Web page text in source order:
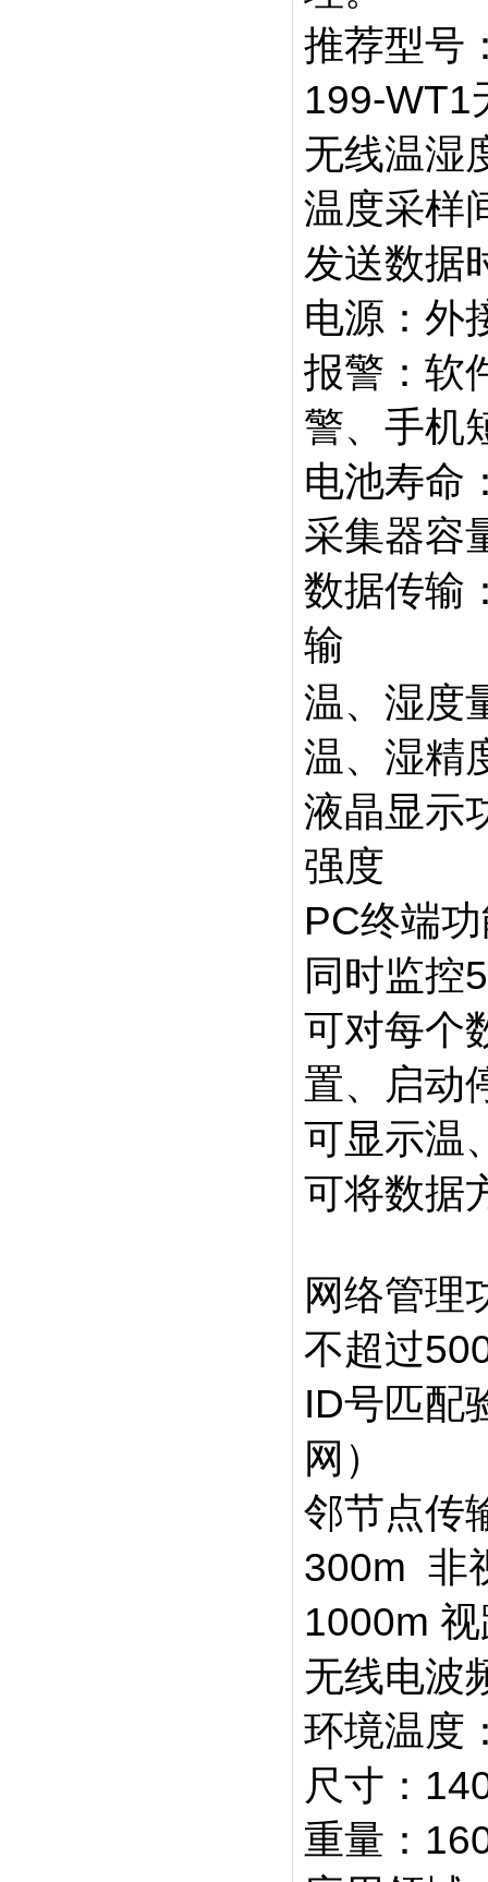
推荐型号
199-WT1
无线温湿
温度采样
发送数据
电源：外
报警：软
警、手机
电池寿命
采集器容
数据传输
输
温、湿度
温、湿精
液晶显示
强度
PC终端
同时监控
可对每个
置、启动
可显示温
可将数据
网络管理
不超过
ID号匹配
网）
邻节点传
300m 非
1000m
无线电波
环境温度
尺寸：
重量：